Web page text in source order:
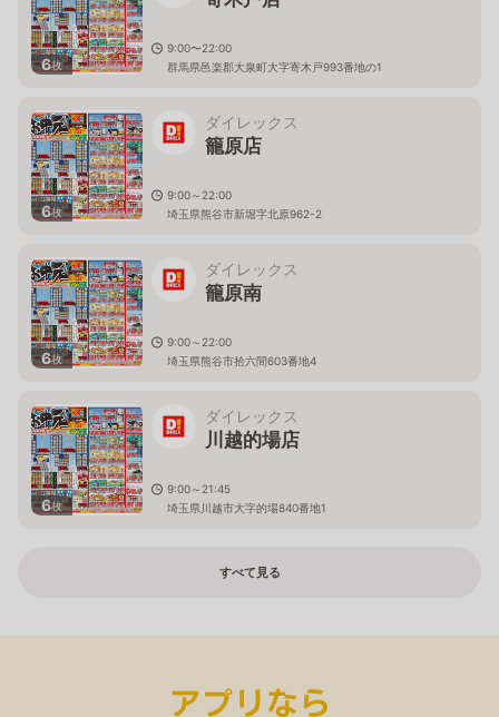
6枚
9:00〜22:00
群馬県邑楽郡大泉町大字寄木戸993番地の1
6枚
ダイレックス
籠原店
9:00～22:00
埼玉県熊谷市新堀字北原962-2
6枚
ダイレックス
籠原南
9:00～22:00
埼玉県熊谷市拾六間603番地4
6枚
ダイレックス
川越的場店
9:00～21:45
埼玉県川越市大字的場840番地1
すべて見る